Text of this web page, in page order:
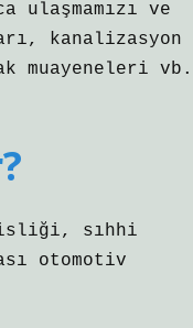
ulaşmamızı ve
kanalizasyon
muayeneleri vb.
sıhhi
otomotiv